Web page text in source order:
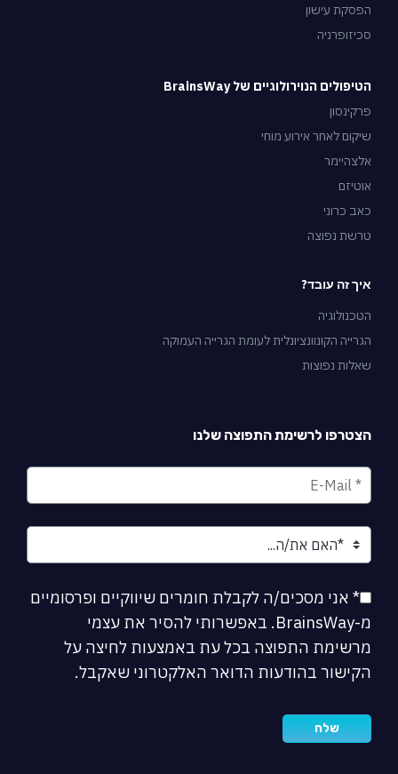
הפסקת עישון
סכיזופרניה
הטיפולים הנוירולוגיים של BrainsWay
פרקינסון
שיקום לאחר אירוע מוחי
אלצהיימר
אוטיזם
כאב כרוני
טרשת נפוצה
איך זה עובד?
הטכנולוגיה
הגרייה הקונוונציונלית לעומת הגרייה העמוקה
שאלות נפוצות
הצטרפו לרשימת התפוצה שלנו
* אני מסכים/ה לקבלת חומרים שיווקיים ופרסומיים
מ-BrainsWay. באפשרותי להסיר את עצמי
מרשימת התפוצה בכל עת באמצעות לחיצה על
הקישור בהודעות הדואר האלקטרוני שאקבל.